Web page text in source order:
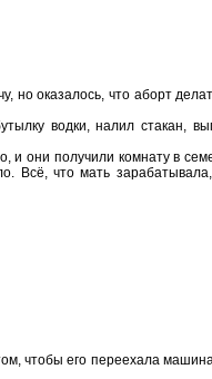
но оказалось, что аборт
водки, налил стакан,
и они получили комнату в
Всё, что мать
чтобы его переехала